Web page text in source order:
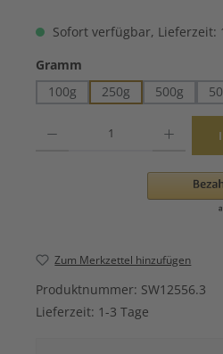
Sofort verfügbar, Lieferzeit:
Gramm
100g
250g 500g
Zum Merkzettel hinzufügen
Produktnummer: SW12556.3
Lieferzeit: 1-3 Tage